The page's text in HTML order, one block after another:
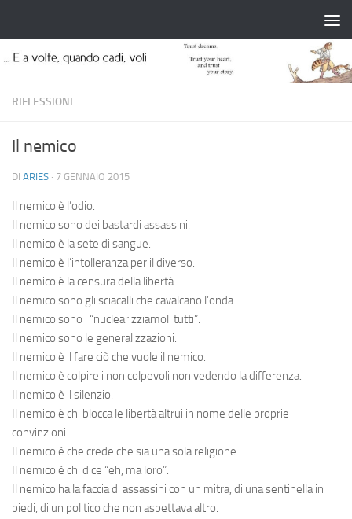
RIFLESSIONI
Il nemico
DI ARIES · 7 GENNAIO 2015
Il nemico è l’odio.
Il nemico sono dei bastardi assassini.
Il nemico è la sete di sangue.
Il nemico è l’intolleranza per il diverso.
Il nemico è la censura della libertà.
Il nemico sono gli sciacalli che cavalcano l’onda.
Il nemico sono i “nuclearizziamoli tutti”.
Il nemico sono le generalizzazioni.
Il nemico è il fare ciò che vuole il nemico.
Il nemico è colpire i non colpevoli non vedendo la differenza.
Il nemico è il silenzio.
Il nemico è chi blocca le libertà altrui in nome delle proprie
convinzioni.
Il nemico è che crede che sia una sola religione.
Il nemico è chi dice “eh, ma loro”.
Il nemico ha la faccia di assassini con un mitra, di una sentinella in
piedi, di un politico che non aspettava altro.